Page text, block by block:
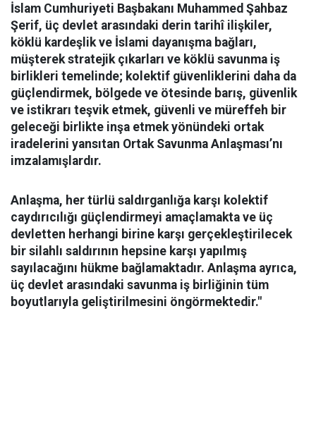
İslam Cumhuriyeti Başbakanı Muhammed Şahbaz
Şerif, üç devlet arasındaki derin tarihî ilişkiler,
köklü kardeşlik ve İslami dayanışma bağları,
müşterek stratejik çıkarları ve köklü savunma iş
birlikleri temelinde; kolektif güvenliklerini daha da
güçlendirmek, bölgede ve ötesinde barış, güvenlik
ve istikrarı teşvik etmek, güvenli ve müreffeh bir
geleceği birlikte inşa etmek yönündeki ortak
iradelerini yansıtan Ortak Savunma Anlaşması’nı
imzalamışlardır.
Anlaşma, her türlü saldırganlığa karşı kolektif
caydırıcılığı güçlendirmeyi amaçlamakta ve üç
devletten herhangi birine karşı gerçekleştirilecek
bir silahlı saldırının hepsine karşı yapılmış
sayılacağını hükme bağlamaktadır. Anlaşma ayrıca,
üç devlet arasındaki savunma iş birliğinin tüm
boyutlarıyla geliştirilmesini öngörmektedir."